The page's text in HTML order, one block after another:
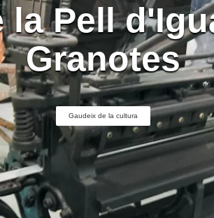
la Pell
Granotes
Gaudeix de la cultura